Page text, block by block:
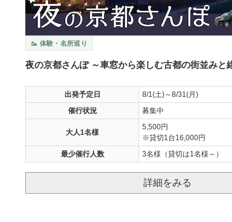
🥾 体験・名所巡り
夜の京都さんぽ ～車窓から楽しむ古都の街並みと
出発予定日
8/1(土)～8/31(月)
催行状況
募集中
大人1名様
5,500円
※貸切1台16,000円
最少催行人数
3名様（貸切は1名様～）
詳細をみる